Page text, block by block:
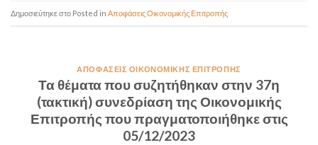
Posted in Αποφάσεις Οικονομικής Επιτροπής
ΑΠΟΦΆΣΕΙΣ ΟΙΚΟΝΟΜΙΚΉΣ ΕΠΙΤΡΟΠΉΣ
Τα θέματα που συζητήθηκαν στην 37η
(τακτική) συνεδρίαση της Οικονομικής
Επιτροπής που πραγματοποιήθηκε στις
05/12/2023